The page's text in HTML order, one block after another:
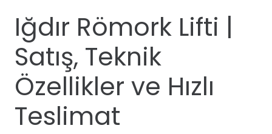
Iğdır Römork Lifti |
Satış, Teknik
Özellikler ve Hızlı
Teslimat